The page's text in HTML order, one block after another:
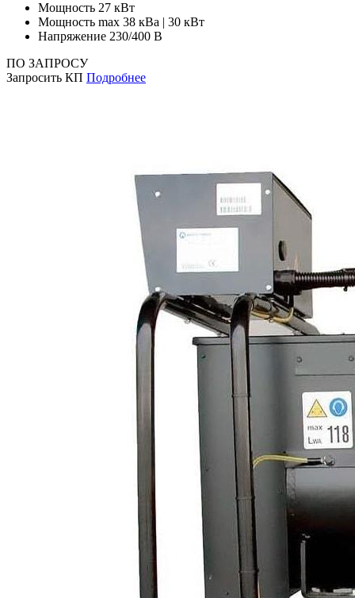
Мощность 27 кВт
Мощность max 38 кВа | 30 кВт
Напряжение 230/400 В
ПО ЗАПРОСУ
Запросить КП Подробнее